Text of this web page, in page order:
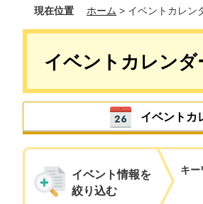
現在位置 ホーム > イベントカレン
イベントカレンダ
イベントカ
イベント情報を
絞り込む
キー